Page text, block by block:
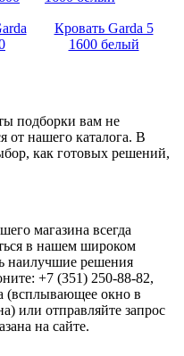
Кровать Garda 5
1600 белый
подборки вам не
от нашего каталога. В
как готовых решений,
магазина всегда
в нашем широком
наилучшие решения
+7 (351) 250-88-82,
(всплывающее окно в
или отправляйте запрос
на сайте.